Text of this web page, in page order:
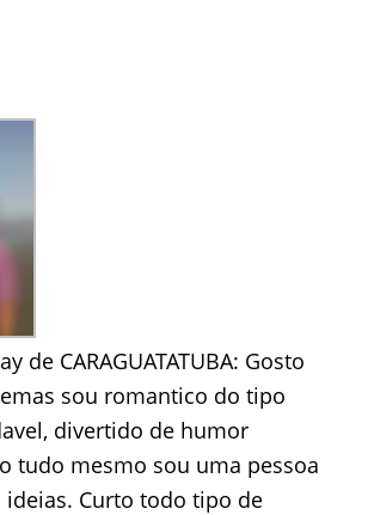
de CARAGUATATUBA: Gosto
sou romantico do tipo
divertido de humor
tudo mesmo sou uma pessoa
ideias. Curto todo tipo de